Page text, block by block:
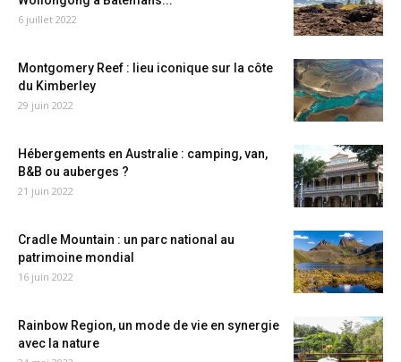
6 juillet 2022
Montgomery Reef : lieu iconique sur la côte
du Kimberley
29 juin 2022
Hébergements en Australie : camping, van,
B&B ou auberges ?
21 juin 2022
Cradle Mountain : un parc national au
patrimoine mondial
16 juin 2022
Rainbow Region, un mode de vie en synergie
avec la nature